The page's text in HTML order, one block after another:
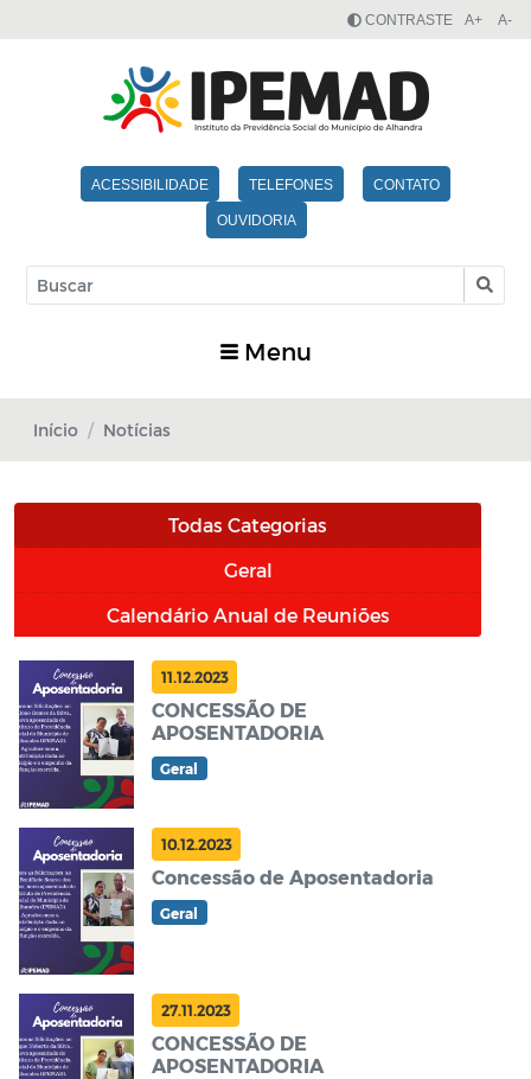
ACESSIBILIDADE TELEFONES CONTATO
OUVIDORIA
CONTRASTE A+ A-
Menu
Início Notícias
Todas Categorias
Geral
Calendário Anual de Reuniões
11.12.2023
CONCESSÃO DE
APOSENTADORIA
Geral
10.12.2023
Concessão de Aposentadoria
Geral
27.11.2023
CONCESSÃO DE
APOSENTADORIA